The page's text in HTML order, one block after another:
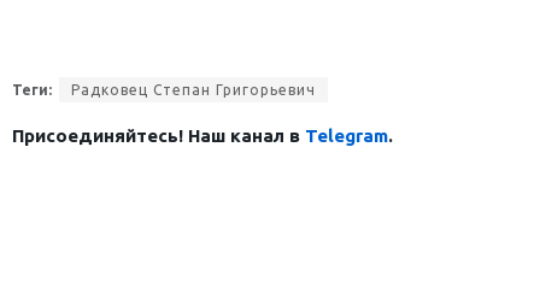
Теги: Радковец Степан Григорьевич
Присоединяйтесь! Наш канал в Telegram.